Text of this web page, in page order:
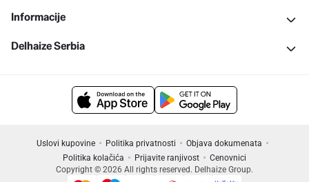
Informacije
Delhaize Serbia
Uslovi kupovine Politika privatnosti
Objava dokumenata
Politika kolačića
Prijavite ranjivost
Cenovnici
Copyright © 2026 All rights reserved. Delhaize Group.